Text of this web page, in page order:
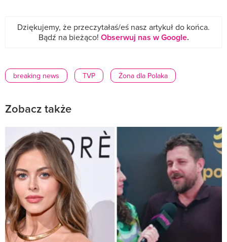
Dziękujemy, że przeczytałaś/eś nasz artykuł do końca.
Bądź na bieżąco! Obserwuj nas w Google.
breaking news TVP Żona dla Polaka
Zobacz także